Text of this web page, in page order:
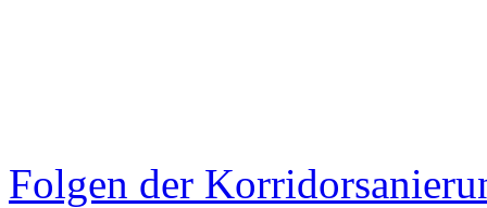
Folgen der